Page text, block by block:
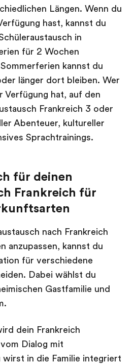
Längen. Wenn du
hast, kannst du
in
für 2 Wochen
kannst du
länger dort bleiben. Wer
Verfügung hat, auf den
Frankreich 3 oder
Abenteuer, kultureller
Sprachtrainings.
für deinen
Frankreich für
nach Frankreich
anzupassen, kannst du
für verschiedene
Dabei wählst du
Gastfamilie und
dein Frankreich
Dialog mit
wirst in die Familie integriert